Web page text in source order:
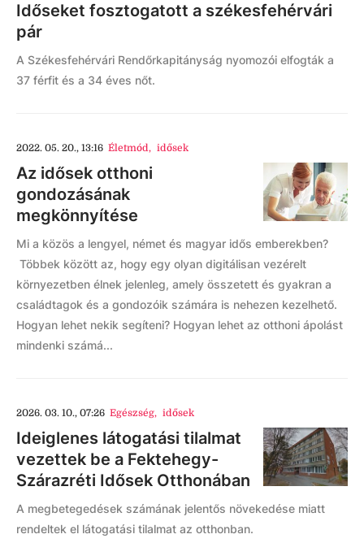
Időseket fosztogatott a székesfehérvári
pár
A Székesfehérvári Rendőrkapitányság nyomozói elfogták a
37 férfit és a 34 éves nőt.
2022. 05. 20., 13:16 Életmód, idősek
Az idősek otthoni
gondozásának
megkönnyítése
Mi a közös a lengyel, német és magyar idős emberekben?
Többek között az, hogy egy olyan digitálisan vezérelt
környezetben élnek jelenleg, amely összetett és gyakran a
családtagok és a gondozóik számára is nehezen kezelhető.
Hogyan lehet nekik segíteni? Hogyan lehet az otthoni ápolást
mindenki számá...
2026. 03. 10., 07:26 Egészség, idősek
Ideiglenes látogatási tilalmat
vezettek be a Fektehegy-
Szárazréti Idősek Otthonában
A megbetegedések számának jelentős növekedése miatt
rendeltek el látogatási tilalmat az otthonban.